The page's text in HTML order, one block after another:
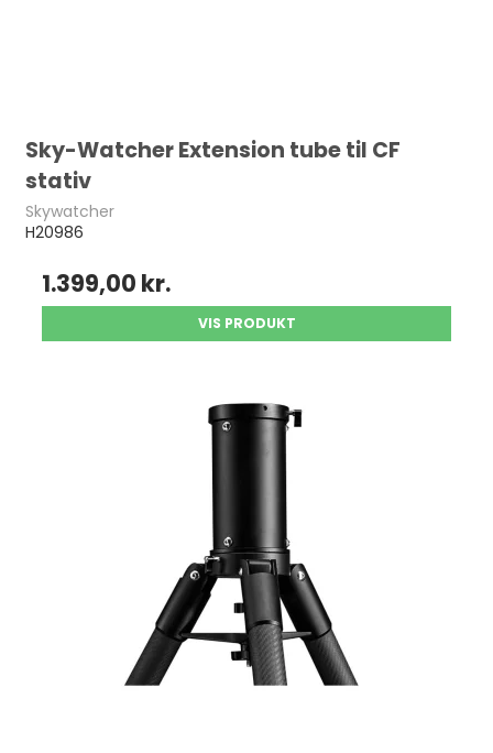
Sky-Watcher Extension tube til CF
stativ
Skywatcher
H20986
1.399,00 kr.
VIS PRODUKT